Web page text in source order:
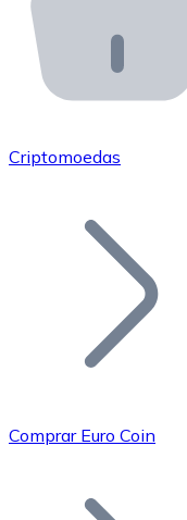
API Bitnovo
Integre nossa
Junte-se à
Adicione o
Bitcoin
Criptomoedas
Comprar Euro Coin